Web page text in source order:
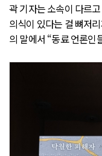
곽 기자는 소속이 다르
의식이 있다는 걸 뼈저
의 말에서 “동료 언론인